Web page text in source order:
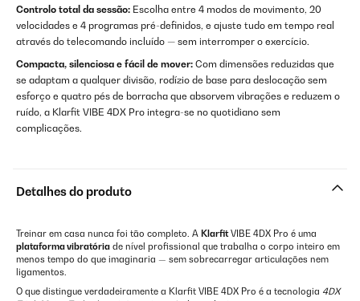
Controlo total da sessão: Escolha entre 4 modos de movimento, 20
velocidades e 4 programas pré-definidos, e ajuste tudo em tempo real
através do telecomando incluído — sem interromper o exercício.
Compacta, silenciosa e fácil de mover: Com dimensões reduzidas que
se adaptam a qualquer divisão, rodízio de base para deslocação sem
esforço e quatro pés de borracha que absorvem vibrações e reduzem o
ruído, a Klarfit VIBE 4DX Pro integra-se no quotidiano sem
complicações.
Detalhes do produto
Treinar em casa nunca foi tão completo. A KlarfitVIBE 4DX Pro é uma
plataforma vibratória de nível profissional que trabalha o corpo inteiro em
menos tempo do que imaginaria — sem sobrecarregar articulações nem
ligamentos.
O que distingue verdadeiramente a Klarfit VIBE 4DX Pro é a tecnologia 4DX